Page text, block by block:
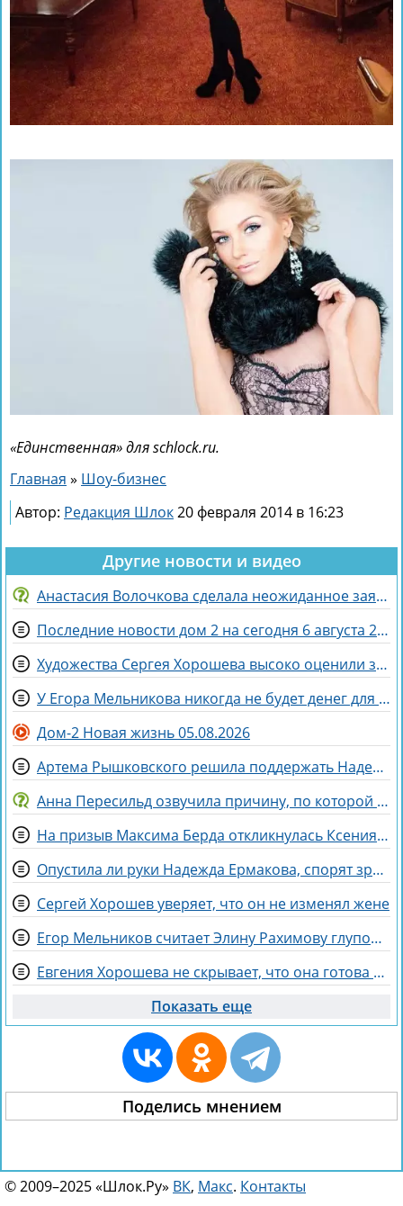
«Единственная» для schlock.ru.
Главная » Шоу-бизнес
Автор: Редакция Шлок20 февраля 2014 в 16:23
Другие новости и видео
Анастасия Волочкова сделала неожиданное заявление о дочери
Последние новости дом 2 на сегодня 6 августа 2026
Художества Сергея Хорошева высоко оценили зрители дома 2
У Егора Мельникова никогда не будет денег для Вероники Гракович
Дом-2 Новая жизнь 05.08.2026
Артема Рышковского решила поддержать Надежда Ермакова
Анна Пересильд озвучила причину, по которой она выбрала курс Дарьи Мороз
На призыв Максима Берда откликнулась Ксения Нечаева
Опустила ли руки Надежда Ермакова, спорят зрители Дома 2
Сергей Хорошев уверяет, что он не изменял жене
Егор Мельников считает Элину Рахимову глупой и профдеформированной
Евгения Хорошева не скрывает, что она готова идти по головам ради победы
Показать еще
Поделись мнением
© 2009–2025 «Шлок.Ру» ВК, Макс. Контакты